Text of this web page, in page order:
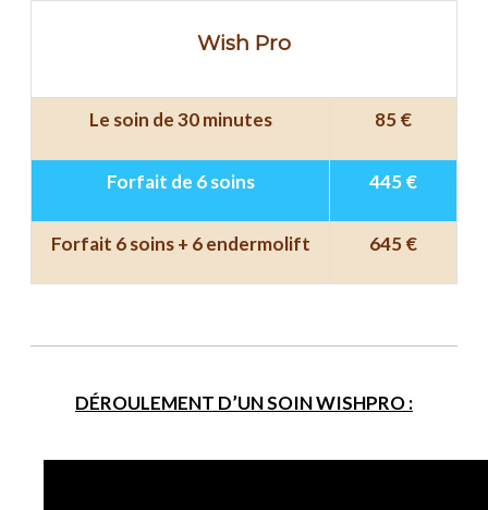
Wish Pro
Le soin de 30 minutes 85 €
Forfait de 6 soins 445 €
Forfait 6 soins + 6 endermolift 645 €
DÉROULEMENT D’UN SOIN WISHPRO :